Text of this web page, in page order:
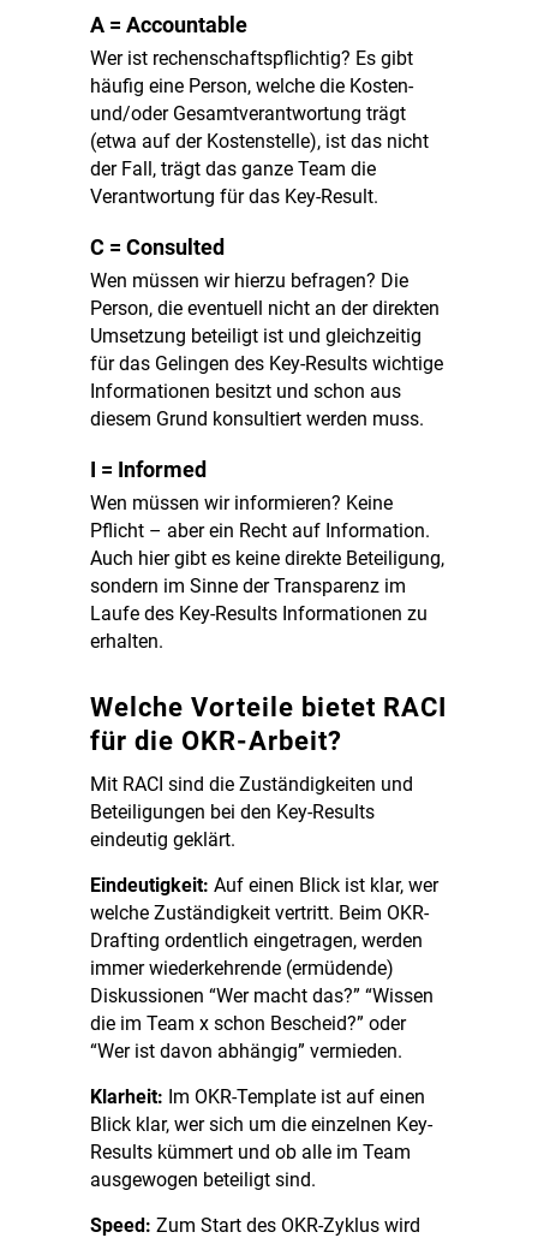
A = Accountable
Wer ist rechenschaftspflichtig? Es gibt
häufig eine Person, welche die Kosten-
und/oder Gesamtverantwortung trägt
(etwa auf der Kostenstelle), ist das nicht
der Fall, trägt das ganze Team die
Verantwortung für das Key-Result.
C = Consulted
Wen müssen wir hierzu befragen? Die
Person, die eventuell nicht an der direkten
Umsetzung beteiligt ist und gleichzeitig
für das Gelingen des Key-Results wichtige
Informationen besitzt und schon aus
diesem Grund konsultiert werden muss.
I = Informed
Wen müssen wir informieren? Keine
Pflicht – aber ein Recht auf Information.
Auch hier gibt es keine direkte Beteiligung,
sondern im Sinne der Transparenz im
Laufe des Key-Results Informationen zu
erhalten.
Welche Vorteile bietet RACI
für die OKR-Arbeit?
Mit RACI sind die Zuständigkeiten und
Beteiligungen bei den Key-Results
eindeutig geklärt.
Eindeutigkeit: Auf einen Blick ist klar, wer
welche Zuständigkeit vertritt. Beim OKR-
Drafting ordentlich eingetragen, werden
immer wiederkehrende (ermüdende)
Diskussionen “Wer macht das?” “Wissen
die im Team x schon Bescheid?” oder
“Wer ist davon abhängig” vermieden.
Klarheit: Im OKR-Template ist auf einen
Blick klar, wer sich um die einzelnen Key-
Results kümmert und ob alle im Team
ausgewogen beteiligt sind.
Speed: Zum Start des OKR-Zyklus wird